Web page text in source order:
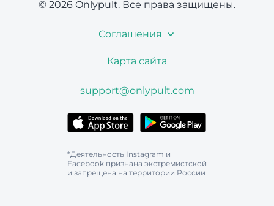
© 2026 Onlypult. Все права защищены.
Соглашения
Карта сайта
support@onlypult.com
*Деятельность Instagram и
Facebook признана экстремистской
и запрещена на территории России